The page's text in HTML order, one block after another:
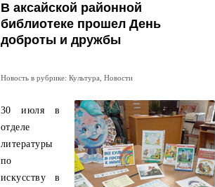
В аксайской районной
библиотеке прошел День
доброты и дружбы
Новость в рубрике: Культура Новости
30 июля в
отделе
литературы
по
искусству в